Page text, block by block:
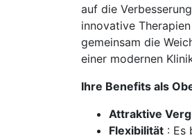
auf die
innovative
gemeinsam die
einer modernen
Ihre Benefits als
Attraktive
Flexibilität : Es